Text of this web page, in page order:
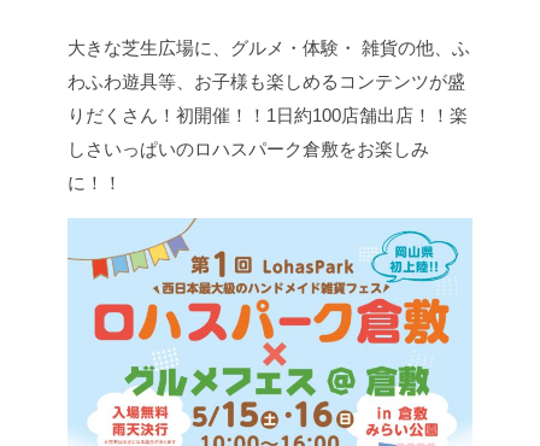
大きな芝生広場に、グルメ・体験・ 雑貨の他、ふ
わふわ遊具等、お子様も楽しめるコンテンツが盛
りだくさん！ 初開催！！1日約100店舗出店！！楽
しさいっぱいのロハスパーク倉敷をお楽しみ
に！！